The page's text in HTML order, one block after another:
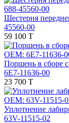
Шестерня
45560-00
59 100 T
Поршень в сборе
6E7-11636-00
23 700 T
Уплотнение
63V-11515-02